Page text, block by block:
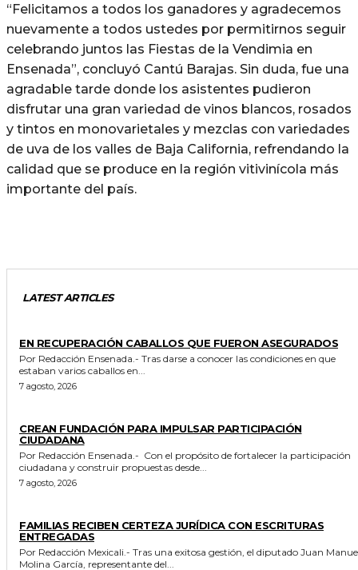
“Felicitamos a todos los ganadores y agradecemos
nuevamente a todos ustedes por permitirnos seguir
celebrando juntos las Fiestas de la Vendimia en
Ensenada”, concluyó Cantú Barajas. Sin duda, fue una
agradable tarde donde los asistentes pudieron
disfrutar una gran variedad de vinos blancos, rosados
y tintos en monovarietales y mezclas con variedades
de uva de los valles de Baja California, refrendando la
calidad que se produce en la región vitivinícola más
importante del país.
LATEST ARTICLES
EN RECUPERACIÓN CABALLOS QUE FUERON ASEGURADOS
Por Redacción Ensenada.- Tras darse a conocer las condiciones en que
estaban varios caballos en...
7 agosto, 2026
CREAN FUNDACIÓN PARA IMPULSAR PARTICIPACIÓN
CIUDADANA
Por Redacción Ensenada.- Con el propósito de fortalecer la participación
ciudadana y construir propuestas desde...
7 agosto, 2026
FAMILIAS RECIBEN CERTEZA JURÍDICA CON ESCRITURAS
ENTREGADAS
Por Redacción Mexicali.- Tras una exitosa gestión, el diputado Juan Manuel
Molina García, representante del...